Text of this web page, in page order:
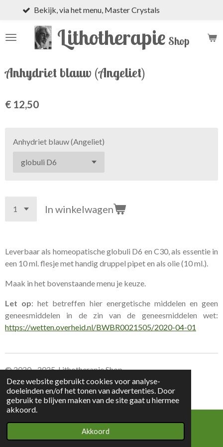
Deze website gebruikt cookies voor analyse-
doeleinden en/of het tonen van advertenties. Door
gebruik te blijven maken van de site gaat u hiermee
akkoord.
Akkoord
naar
Lithotherapie Shop
het menu, Master Crystals
Anhydriet blauw (Angeliet)
€ 12,50
Anhydriet blauw (Angeliet)
In winkelwagen
Leverbaar als homeopatische globuli D6 en C30, als essentie in
een 10 ml. flesje met handig druppel pipet en als olie (10 ml.).
Maak in het bovenstaande menu je keuze.
Let op: het betreffen hier energetische middelen en geen
geneesmiddelen in de zin van de geneesmiddelen wet:
https://wetten.overheid.nl/BWBR0021505/2020-04-01
© 2020 - 2025 Lithotherapie Shop
Leverings voorwaarden Lithotherapie Shop